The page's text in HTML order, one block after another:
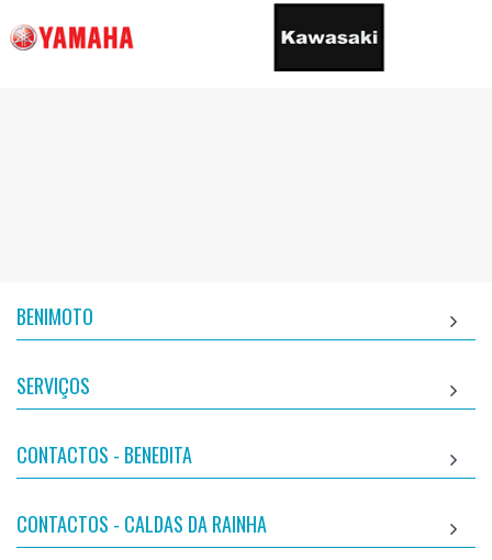
BENIMOTO
SERVIÇOS
CONTACTOS - BENEDITA
CONTACTOS - CALDAS DA RAINHA